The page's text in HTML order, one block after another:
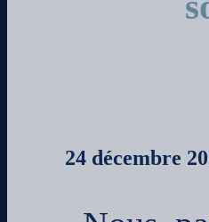
24 décembre